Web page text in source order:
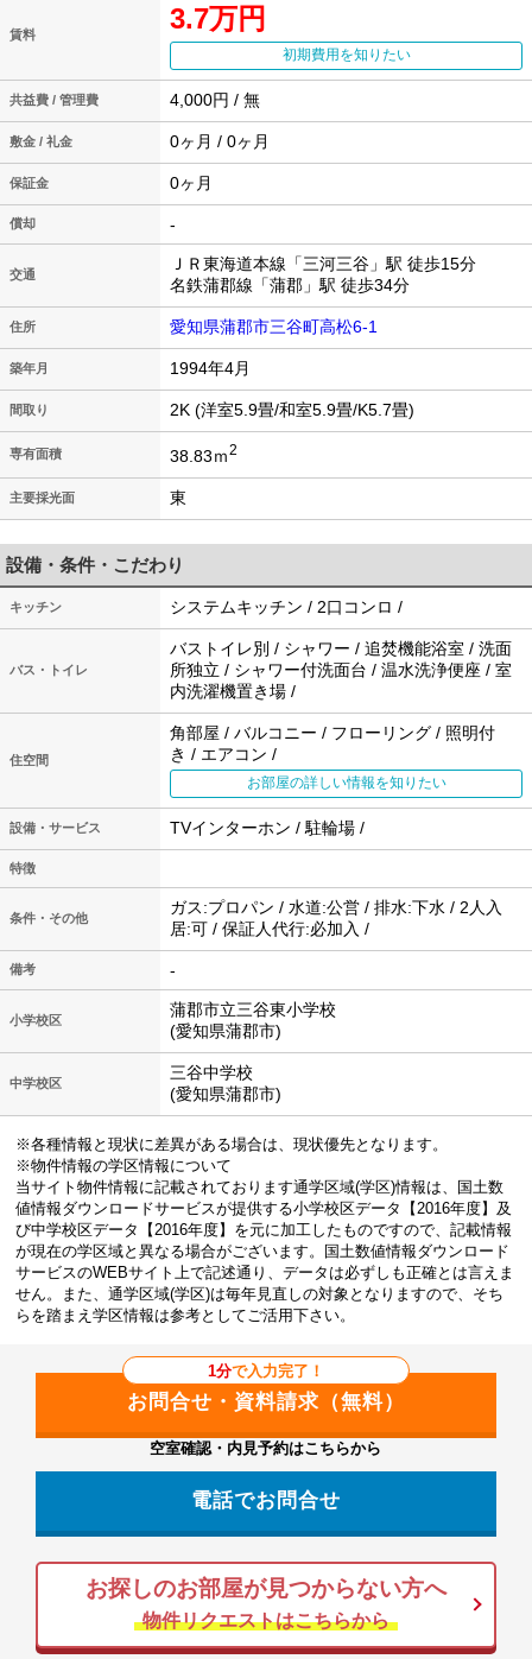
賃料 3.7万円
初期費用を知りたい
共益費 / 管理費 4,000円 / 無
敷金 / 礼金 0ヶ月 / 0ヶ月
保証金 0ヶ月
償却 -
交通
ＪＲ東海道本線「三河三谷」駅 徒歩15分
名鉄蒲郡線「蒲郡」駅 徒歩34分
住所 愛知県蒲郡市三谷町高松6-1
築年月 1994年4月
間取り 2K (洋室5.9畳/和室5.9畳/K5.7畳)
専有面積 38.83ｍ2
主要採光面 東
設備・条件・こだわり
キッチン システムキッチン / 2口コンロ /
バス・トイレ
バストイレ別 / シャワー / 追焚機能浴室 / 洗面
所独立 / シャワー付洗面台 / 温水洗浄便座 / 室
内洗濯機置き場 /
住空間
角部屋 / バルコニー / フローリング / 照明付
き / エアコン /
お部屋の詳しい情報を知りたい
設備・サービス TVインターホン / 駐輪場 /
特徴
条件・その他
ガス:プロパン / 水道:公営 / 排水:下水 / 2人入
居:可 / 保証人代行:必加入 /
備考 -
小学校区
蒲郡市立三谷東小学校
(愛知県蒲郡市)
中学校区
三谷中学校
(愛知県蒲郡市)
※各種情報と現状に差異がある場合は、現状優先となります。
※物件情報の学区情報について
当サイト物件情報に記載されております通学区域(学区)情報は、国土数
値情報ダウンロードサービスが提供する小学校区データ【2016年度】及
び中学校区データ【2016年度】を元に加工したものですので、記載情報
が現在の学区域と異なる場合がございます。国土数値情報ダウンロード
サービスのWEBサイト上で記述通り、データは必ずしも正確とは言えま
せん。また、通学区域(学区)は毎年見直しの対象となりますので、そち
らを踏まえ学区情報は参考としてご活用下さい。
1分で入力完了！
空室確認・内見予約はこちらから
電話でお問合せ
お探しのお部屋が見つからない方へ
物件リクエストはこちらから